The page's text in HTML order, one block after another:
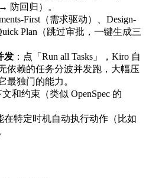
防回归）。
First（需求驱动）、Design-
Plan（跳过审批，一键生成三
发 ：点「Run all Tasks」，Kiro 自
依赖的任务分波并发跑，大幅压
独门的能力。
文和约束（类似 OpenSpec 的
在特定时机自动执行动作（比如